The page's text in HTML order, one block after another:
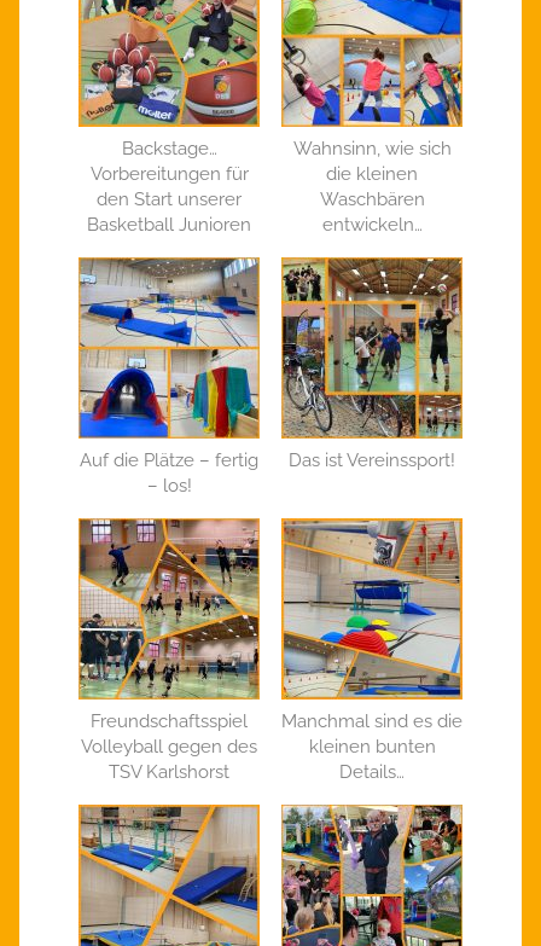
Backstage…
Vorbereitungen für
den Start unserer
Basketball Junioren
Wahnsinn, wie sich
die kleinen
Waschbären
entwickeln…
Auf die Plätze – fertig
– los!
Das ist Vereinssport!
Freundschaftsspiel
Volleyball gegen des
TSV Karlshorst
Manchmal sind es die
kleinen bunten
Details…